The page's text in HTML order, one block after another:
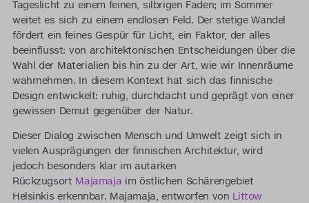
Tageslicht zu einem feinen, silbrigen Faden; im Sommer
weitet es sich zu einem endlosen Feld. Der stetige Wandel
fördert ein feines Gespür für Licht, ein Faktor, der alles
beeinflusst: von architektonischen Entscheidungen über die
Wahl der Materialien bis hin zu der Art, wie wir Innenräume
wahrnehmen. In diesem Kontext hat sich das finnische
Design entwickelt: ruhig, durchdacht und geprägt von einer
gewissen Demut gegenüber der Natur.
Dieser Dialog zwischen Mensch und Umwelt zeigt sich in
vielen Ausprägungen der finnischen Architektur, wird
jedoch besonders klar im autarken
Rückzugsort Majamaja im östlichen Schärengebiet
Helsinkis erkennbar. Majamaja, entworfen von Littow